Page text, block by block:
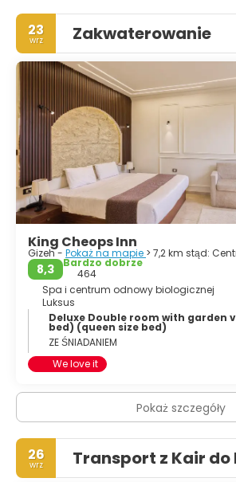
23
wrz Zakwaterowanie
King Cheops Inn
Gizeh - Pokaż na mapie > 7,2 km stąd:
8,3
Bardzo dobrze
464
Spa i centrum odnowy biologicznej
Luksus
Deluxe Double room with garden
bed) (queen size bed)
ZE ŚNIADANIEM
We love it
Pokaż szczegóły
26
wrz Transport z Kair do